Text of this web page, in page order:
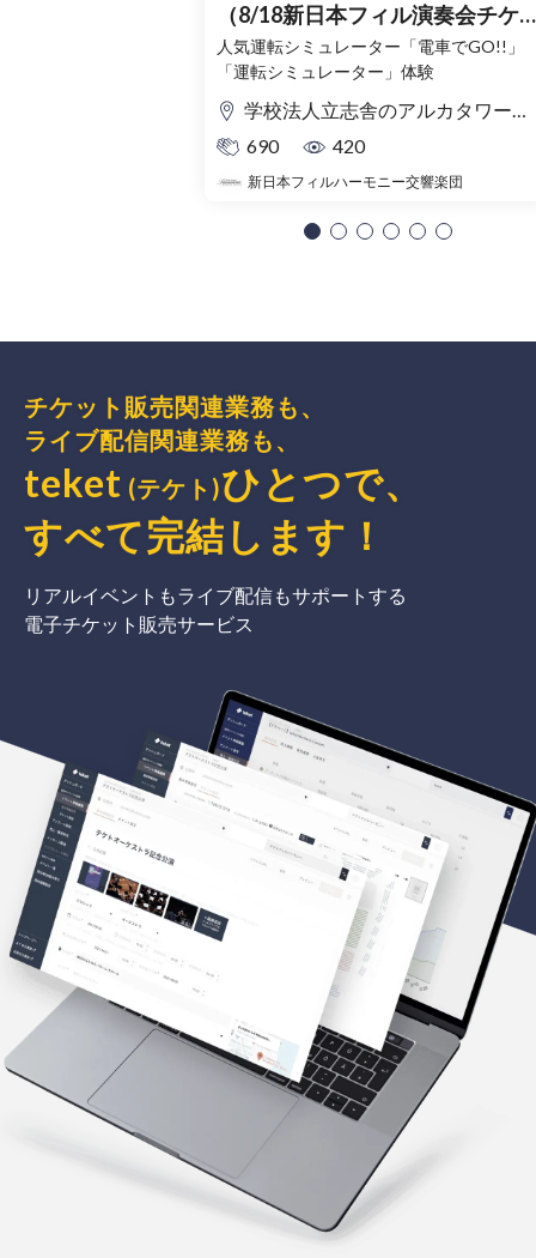
（8/18新日本フィル演奏会チケ
ット購入者限定）
人気運転シミュレーター「電車でGO!!」
「運転シミュレーター」体験
学校法人立志舎のアルカタワーズ校舎
690
420
新日本フィルハーモニー交響楽団
チケット販売関連業務も、
ライブ配信関連業務も、
teket (テケト)ひとつで、
すべて完結 します ！
リアルイベントもライブ配信もサポートする
電子チケット販売サービス